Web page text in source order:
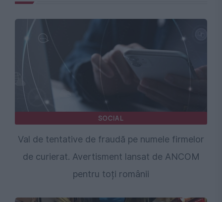
SOCIAL
Val de tentative de fraudă pe numele firmelor
de curierat. Avertisment lansat de ANCOM
pentru toți românii